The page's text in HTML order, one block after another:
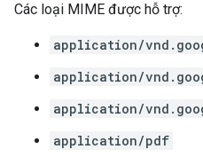
Các loại MIME được hỗ trợ:
application/
application/
application/
application/pdf